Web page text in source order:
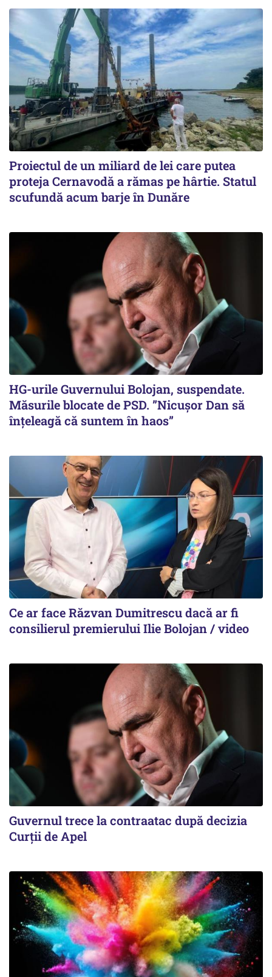
Proiectul de un miliard de lei care putea
proteja Cernavodă a rămas pe hârtie. Statul
scufundă acum barje în Dunăre
HG-urile Guvernului Bolojan, suspendate.
Măsurile blocate de PSD. ”Nicușor Dan să
înțeleagă că suntem în haos”
Ce ar face Răzvan Dumitrescu dacă ar fi
consilierul premierului Ilie Bolojan / video
Guvernul trece la contraatac după decizia
Curții de Apel